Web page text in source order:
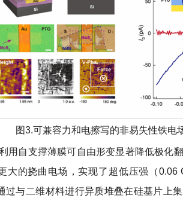
图3.可兼容力和电擦写的非易失性铁电
用自支撑薄膜可自由形变显著降低极化
大的挠曲电场，实现了超低压强（0.06
过与二维材料进行异质堆叠在硅基片上